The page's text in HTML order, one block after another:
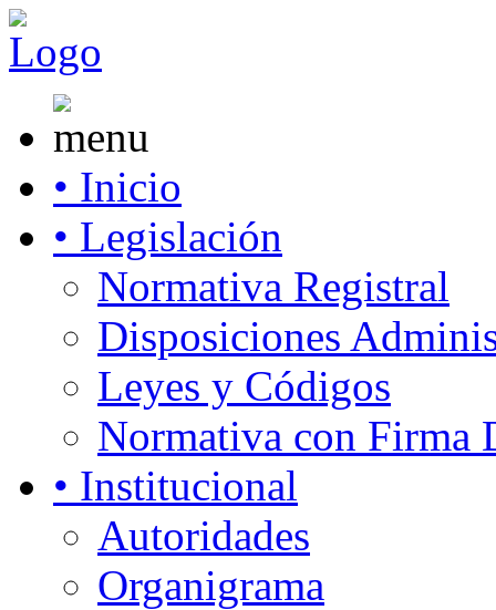
• Inicio
• Legislación
Normativa Registral
Disposiciones
Leyes y Códigos
Normativa con Firma
• Institucional
Autoridades
Organigrama